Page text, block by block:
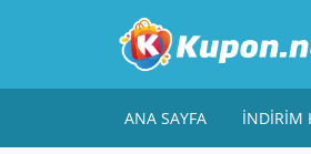
ANA SAYFA İNDIRIM